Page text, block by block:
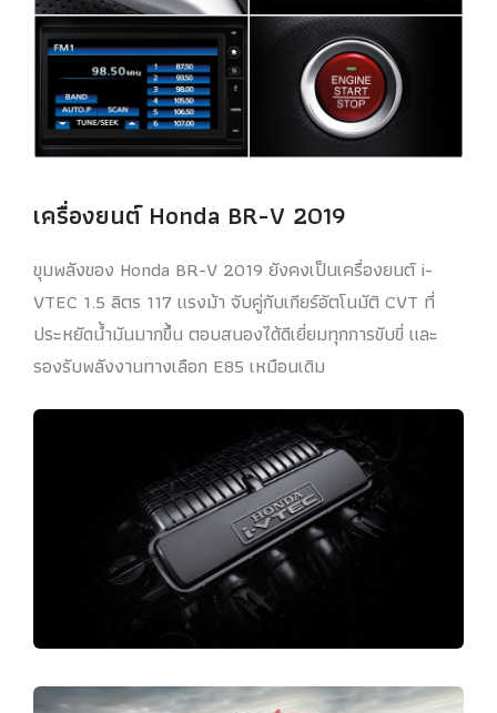
เครื่องยนต์ Honda BR-V 2019
ขุมพลังของ Honda BR-V 2019 ยังคงเป็นเครื่องยนต์ i-
VTEC 1.5 ลิตร 117 แรงม้า จับคู่กับเกียร์อัตโนมัติ CVT ที่
ประหยัดน้ำมันมากขึ้น ตอบสนองได้ดีเยี่ยมทุกการขับขี่ และ
รองรับพลังงานทางเลือก E85 เหมือนเดิม